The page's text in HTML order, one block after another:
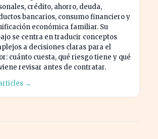
crédito, ahorro, deuda,
bancarios, consumo financiero y
económica familiar. Su
se centra en traducir conceptos
a decisiones claras para el
cuánto cuesta, qué riesgo tiene y qué
revisar antes de contratar.
→